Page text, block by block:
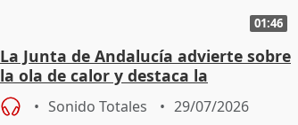
01:46
La Junta de Andalucía advierte sobre
la ola de calor y destaca la
importancia de la prevención
Sonido Totales 29/07/2026